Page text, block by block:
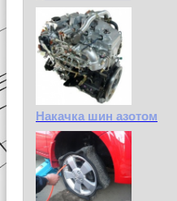
Накачка шин азотом